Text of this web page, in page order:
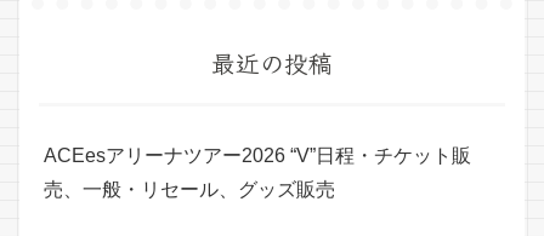
最近の投稿
ACEesアリーナツアー2026 “V”日程・チケット販
売、一般・リセール、グッズ販売